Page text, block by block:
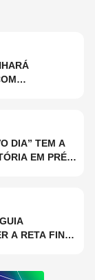
DIA” TEM A
EM PRÉ-
A RETA FINAL